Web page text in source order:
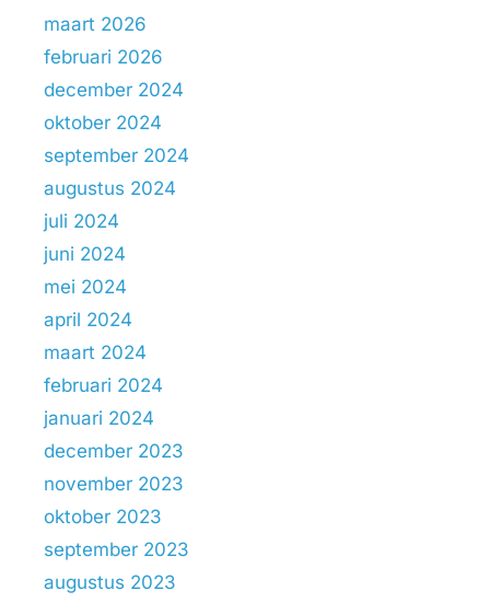
maart 2026
februari 2026
december 2024
oktober 2024
september 2024
augustus 2024
juli 2024
juni 2024
mei 2024
april 2024
maart 2024
februari 2024
januari 2024
december 2023
november 2023
oktober 2023
september 2023
augustus 2023